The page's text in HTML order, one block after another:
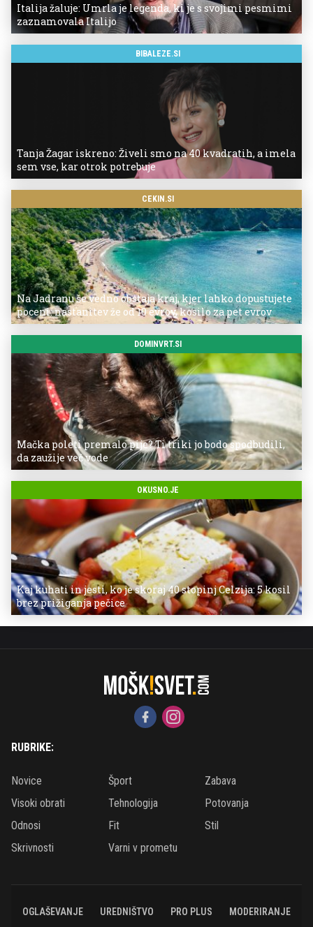
Italija žaluje: Umrla je legenda, ki je s svojimi pesmimi
zaznamovala Italijo
BIBALEZE.SI
Tanja Žagar iskreno: Živeli smo na 40 kvadratih, a imela
sem vse, kar otrok potrebuje
CEKIN.SI
Na Jadranu še vedno obstaja kraj, kjer lahko dopustujete
poceni: nastanitev že od 10 evrov, kosilo za pet evrov
DOMINVRT.SI
Mačka poleti premalo pije? Ti triki jo bodo spodbudili,
da zaužije več vode
OKUSNO.JE
Kaj kuhati in jesti, ko je skoraj 40 stopinj Celzija: 5 kosil
brez prižiganja pečice
RUBRIKE:
Novice Šport
Zabava
Visoki obrati
Tehnologija
Potovanja
Odnosi
Fit
Stil
Skrivnosti
Varni v prometu
OGLAŠEVANJE UREDNIŠTVO PRO PLUS MODERIRANJE